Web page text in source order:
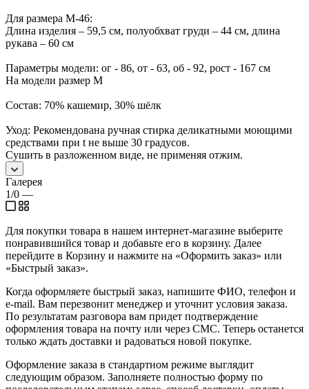
Для размера M-46:
Длина изделия – 59,5 см, полуобхват груди – 44 см, длина
рукава – 60 см
Параметры модели: ог - 86, от - 63, об - 92, рост - 167 см
На модели размер M
Состав: 70% кашемир, 30% шёлк
Уход: Рекомендована ручная стирка деликатными моющими
средствами при t не выше 30 градусов.
Сушить в разложенном виде, не применяя отжим.
Галерея
1/0 —
Для покупки товара в нашем интернет-магазине выберите
понравившийся товар и добавьте его в корзину. Далее
перейдите в Корзину и нажмите на «Оформить заказ» или
«Быстрый заказ».
Когда оформляете быстрый заказ, напишите ФИО, телефон и
e-mail. Вам перезвонит менеджер и уточнит условия заказа.
По результатам разговора вам придет подтверждение
оформления товара на почту или через СМС. Теперь останется
только ждать доставки и радоваться новой покупке.
Оформление заказа в стандартном режиме выглядит
следующим образом. Заполняете полностью форму по